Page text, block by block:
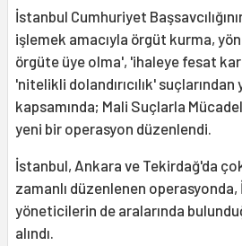
İstanbul Cumhuriyet
işlemek amacıyla örgüt kurma,
örgüte üye olma', 'ihaleye fesat
'nitelikli dolandırıcılık'
kapsamında; Mali Suçlarla
yeni bir operasyon düzenlendi.
İstanbul, Ankara ve Tekirdağ'da
zamanlı düzenlenen
yöneticilerin de aralarında
alındı.